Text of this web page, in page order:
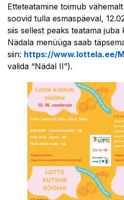
Etteteatamine toimub
soovid tulla esmaspäeval,
siis sellest peaks teatama juba
Nädala menüüga saab
siin: https://www.lottela.ee/
valida “Nädal II”).